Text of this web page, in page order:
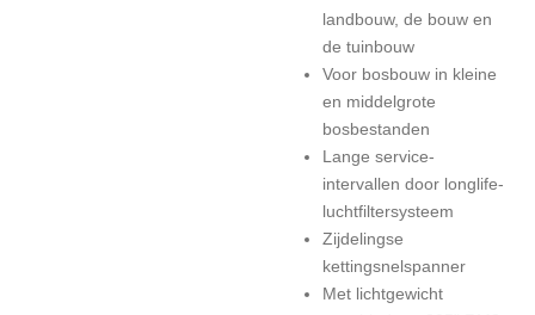
landbouw, de bouw en
de tuinbouw
Voor bosbouw in kleine
en middelgrote
bosbestanden
Lange service-
intervallen door longlife-
luchtfiltersysteem
Zijdelingse
kettingsnelspanner
Met lichtgewicht